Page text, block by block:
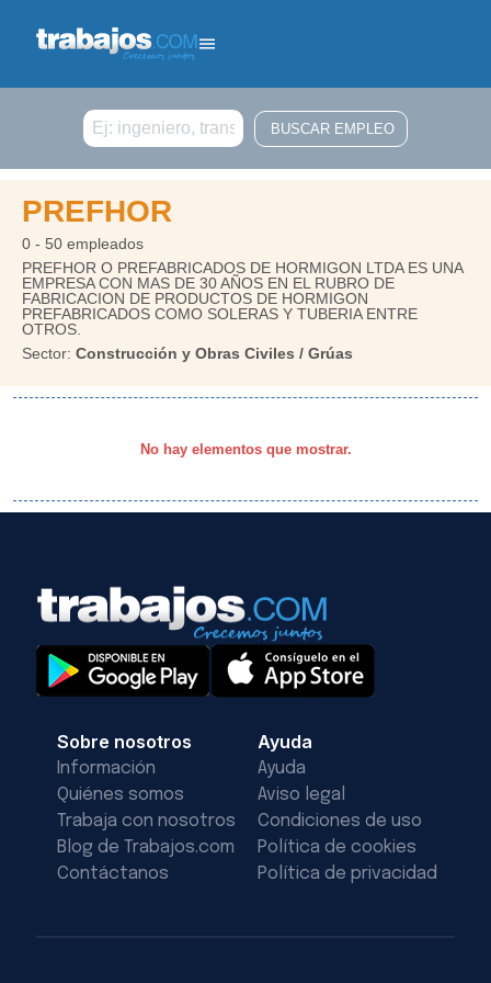
Buscar
PREFHOR
0 - 50 empleados
PREFHOR O PREFABRICADOS DE HORMIGON LTDA ES UNA
EMPRESA CON MAS DE 30 AÑOS EN EL RUBRO DE
FABRICACION DE PRODUCTOS DE HORMIGON
PREFABRICADOS COMO SOLERAS Y TUBERIA ENTRE
OTROS.
Sector: Construcción y Obras Civiles / Grúas
No hay elementos que mostrar.
Sobre nosotros
Información
Quiénes somos
Trabaja con nosotros
Blog de Trabajos.com
Contáctanos
Ayuda
Ayuda
Aviso legal
Condiciones de uso
Política de cookies
Política de privacidad